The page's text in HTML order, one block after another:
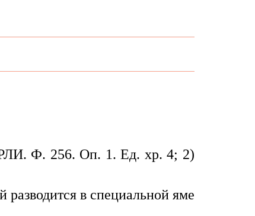
Ф. 256. Оп. 1. Ед. хр. 4; 2)
в специальной яме